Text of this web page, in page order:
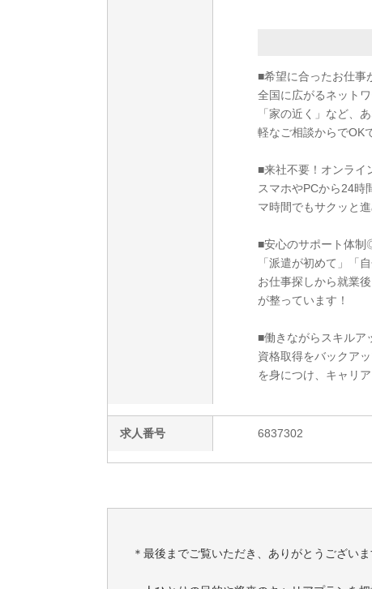
■希望に合ったお仕事
全国に広がるネット
「家の近く」など、
軽なご相談からでOK
■来社不要！オンライ
スマホやPCから24時
マ時間でもサクッと進
■安心のサポート体
「派遣が初めて」「
お仕事探しから就業
が整っています！
■働きながらスキルア
資格取得をバックア
を身につけ、キャリ
求人番号 6837302
＊最後までご覧いただき、ありがとうございま